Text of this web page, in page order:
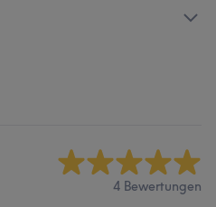
4 Bewertungen